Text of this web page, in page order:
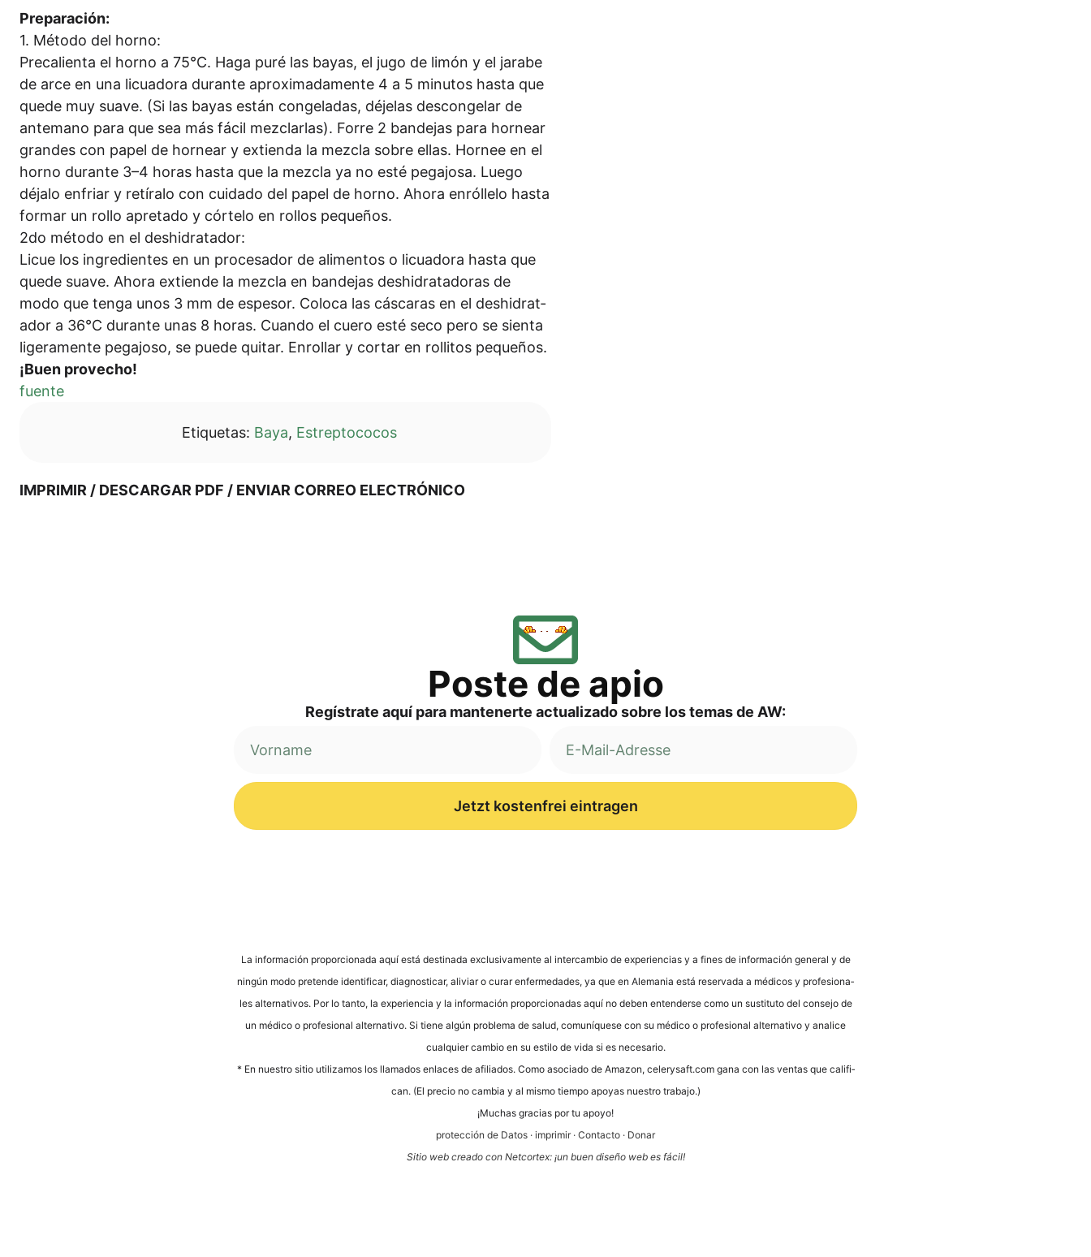
Pre­pa­ra­ción:
1. Méto­do del horno:
Pre­ca­li­en­ta el hor­no a 75°C. Haga puré las bayas, el jugo de limón y el jara­be
de arce en una licua­do­ra duran­te apro­xi­ma­damen­te 4 a 5 minu­tos has­ta que
que­de muy sua­ve. (Si las bayas están con­gela­das, déje­las des­con­gelar de
ante­ma­no para que sea más fácil mez­clar­las). For­re 2 ban­de­jas para hor­ne­ar
gran­des con papel de hor­ne­ar y exti­en­da la mez­cla sob­re ellas. Hor­nee en el
hor­no duran­te 3–4 horas has­ta que la mez­cla ya no esté pega­jo­sa. Lue­go
déja­lo enfri­ar y retí­ralo con cui­d­ado del papel de hor­no. Aho­ra enról­le­lo has­ta
for­mar un rol­lo apre­ta­do y cór­te­lo en rol­los pequeños.
2do méto­do en el deshidratador:
Licue los ingre­di­en­tes en un pro­ces­ador de ali­ment­os o licua­do­ra has­ta que
que­de sua­ve. Aho­ra exti­en­de la mez­cla en ban­de­jas des­hi­d­rat­a­do­ras de
modo que ten­ga unos 3 mm de espe­sor. Colo­ca las cás­ca­ras en el des­hi­d­rat­
a­dor a 36°C duran­te unas 8 horas. Cuan­do el cue­ro esté seco pero se sien­ta
lige­ra­men­te pega­jo­so, se pue­de qui­tar. Enrol­lar y cort­ar en rol­li­tos pequeños.
¡Buen pro­v­echo!
fuen­te
Eti­que­tas: Baya, Estrep­to­co­cos
IMPRI­MIR / DES­CAR­GAR PDF / ENVI­AR COR­REO ELECTRÓNICO
Pos­te de apio
Regí­s­tra­te aquí para man­ten­er­te actua­liz­ado sob­re los temas de AW:
Jetzt kostenfrei eintragen
La infor­mación pro­por­cio­na­da aquí está desti­na­da exclu­si­v­a­men­te al inter­cam­bio de expe­ri­en­ci­as y a fines de infor­mación gene­ral y de
nin­gún modo pre­ten­de iden­ti­fi­car, dia­gno­sti­car, ali­vi­ar o curar enfer­me­da­des, ya que en Ale­ma­nia está reser­va­da a méd­icos y pro­fe­sio­na­
les alter­na­tivos. Por lo tan­to, la expe­ri­en­cia y la infor­mación pro­por­cio­na­das aquí no deben enten­der­se como un susti­tu­to del con­se­jo de
un méd­ico o pro­fe­sio­nal alter­na­tivo. Si tiene algún pro­ble­ma de salud, comuní­que­se con su méd­ico o pro­fe­sio­nal alter­na­tivo y ana­li­ce
cual­quier cam­bio en su esti­lo de vida si es necesario.
* En nues­tro sitio uti­liz­a­mos los llama­dos enlaces de afi­lia­dos. Como aso­cia­do de Ama­zon, cele​ry​saft​.com gana con las ven­tas que cali­fi­
can. (El pre­cio no cam­bia y al mis­mo tiem­po apoyas nues­tro trabajo.)
¡Much­as gra­ci­as por tu apoyo!
pro­tección de Datos · impri­mir· Cont­ac­to · Donar
Sitio web cre­a­do con Net­cortex: ¡un buen dise­ño web es fácil!